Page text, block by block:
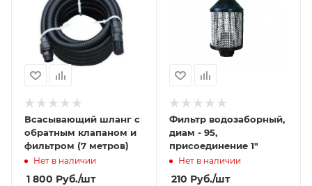
Всасывающий шланг с
обратным клапаном и
фильтром (7 метров)
Нет в наличии
1 800 Руб./шт
Фильтр водозаборный,
диам - 95,
присоединение 1"
Нет в наличии
210 Руб./шт